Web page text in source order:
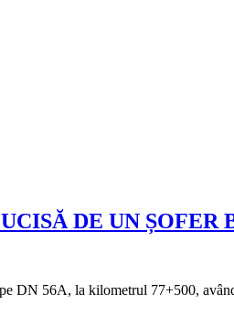
DE UN ȘOFER
DN 56A, la kilometrul 77+500,